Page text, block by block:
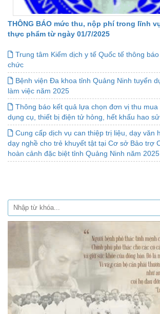
THÔNG BÁO mức thu, nộp phí trong lĩnh
thực phẩm từ ngày 01/7/2025
Trung tâm Kiểm dịch y tế Quốc tế thông
chức
Bệnh viện Đa khoa tỉnh Quảng Ninh tuyển
làm việc năm 2025
Thông báo kết quả lựa chọn đơn vị thu mua
dụng cụ, thiết bị điện tử hỏng, hết khấu hao
Cung cấp dịch vụ can thiệp trị liệu, dạy văn
dạy nghề cho trẻ khuyết tật tại Cơ sở Bảo trợ
hoàn cảnh đặc biệt tỉnh Quảng Ninh năm 2025